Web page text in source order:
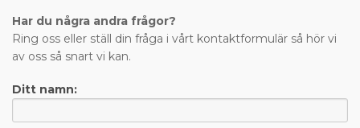
Har du några andra frågor?
Ring oss eller ställ din fråga i vårt kontaktformulär så hör vi
av oss så snart vi kan.
Ditt namn: